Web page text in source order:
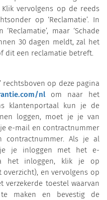
Klik vervolgens op de reeds
op ‘Reclamatie’. In
maar ‘Schade
30 dagen meldt, zal het
dit een reclamatie betreft.
rechtsboven op deze pagina
nlom naar het
klantenportaal kun je de
loggen, moet je je van
e-mail en contractnummer
contractnummer. Als je al
je inloggen met het e-
het inloggen, klik je op
overzicht), en vervolgens op
verzekerde toestel waarvan
maken en bevestig de